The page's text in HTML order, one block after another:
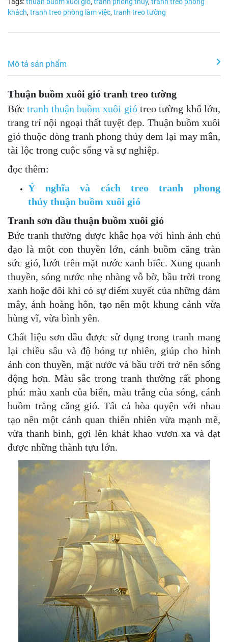
khách, tranh treo phòng làm việc, tranh treo tường
Mô tả sản phẩm
Thuận buồm xuôi gió tranh treo tường
Bứctranh thuận buồm xuôi giótreo tường khổ lớn,
trang trí nội ngoại thất tuyệt đẹp. Thuận buồm xuôi
gió thuộc dòng tranh phong thủy đem lại may mắn,
tài lộc trong cuộc sống và sự nghiệp.
đọc thêm:
Ý nghĩa và cách treo tranh phong
thủy thuận buồm xuôi gió
Tranh sơn dầu thuận buồm xuôi gió
Bức tranh thường được khắc họa với hình ảnh chủ
đạo là một con thuyền lớn, cánh buồm căng tràn
sức gió, lướt trên mặt nước xanh biếc. Xung quanh
thuyền, sóng nước nhẹ nhàng vỗ bờ, bầu trời trong
xanh hoặc đôi khi có sự điểm xuyết của những đám
mây, ánh hoàng hôn, tạo nên một khung cảnh vừa
hùng vĩ, vừa bình yên.
Chất liệu sơn dầu được sử dụng trong tranh mang
lại chiều sâu và độ bóng tự nhiên, giúp cho hình
ảnh con thuyền, mặt nước và bầu trời trở nên sống
động hơn. Màu sắc trong tranh thường rất phong
phú: màu xanh của biển, màu trắng của sóng, cánh
buồm trắng căng gió. Tất cả hòa quyện với nhau
tạo nên một cảnh quan thiên nhiên vừa mạnh mẽ,
vừa thanh bình, gợi lên khát khao vươn xa và đạt
được những thành tựu lớn.